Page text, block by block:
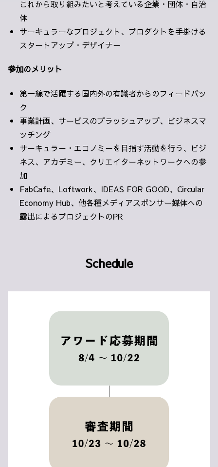
これから取り組みたいと考えている企業・団体・自治
体
サーキュラーなプロジェクト、プロダクトを手掛ける
スタートアップ・デザイナー
参加のメリット
第一線で活躍する国内外の有識者からのフィードバッ
ク
事業計画、サービスのブラッシュアップ、ビジネスマ
ッチング
サーキュラー・エコノミーを目指す活動を行う、ビジ
ネス、アカデミー、クリエイターネットワークへの参
加
FabCafe、Loftwork、IDEAS FOR GOOD、Circular
Economy Hub、他各種メディアスポンサー媒体への
露出によるプロジェクトのPR
Schedule